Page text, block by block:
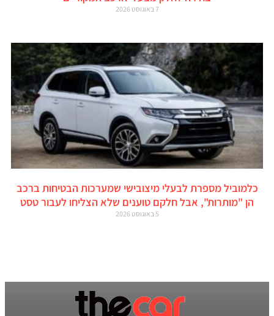
7 באוגוסט 2026
כלמוביל מספרת לבעלי מיצובישי שמערכות הבטיחות ברכב
הן "מותרות", אבל חלקם טוענים שלא הצליחו לעבור טסט
5 באוגוסט 2026